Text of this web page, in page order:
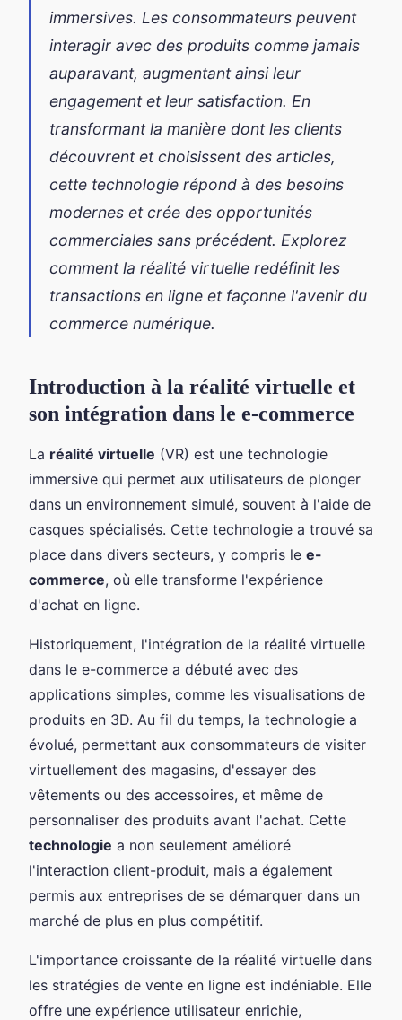
immersives. Les consommateurs peuvent
interagir avec des produits comme jamais
auparavant, augmentant ainsi leur
engagement et leur satisfaction. En
transformant la manière dont les clients
découvrent et choisissent des articles,
cette technologie répond à des besoins
modernes et crée des opportunités
commerciales sans précédent. Explorez
comment la réalité virtuelle redéfinit les
transactions en ligne et façonne l'avenir du
commerce numérique.
Introduction à la réalité virtuelle et
son intégration dans le e-commerce
La réalité virtuelle (VR) est une technologie
immersive qui permet aux utilisateurs de plonger
dans un environnement simulé, souvent à l'aide de
casques spécialisés. Cette technologie a trouvé sa
place dans divers secteurs, y compris le e-
commerce, où elle transforme l'expérience
d'achat en ligne.
Historiquement, l'intégration de la réalité virtuelle
dans le e-commerce a débuté avec des
applications simples, comme les visualisations de
produits en 3D. Au fil du temps, la technologie a
évolué, permettant aux consommateurs de visiter
virtuellement des magasins, d'essayer des
vêtements ou des accessoires, et même de
personnaliser des produits avant l'achat. Cette
technologie a non seulement amélioré
l'interaction client-produit, mais a également
permis aux entreprises de se démarquer dans un
marché de plus en plus compétitif.
L'importance croissante de la réalité virtuelle dans
les stratégies de vente en ligne est indéniable. Elle
offre une expérience utilisateur enrichie,